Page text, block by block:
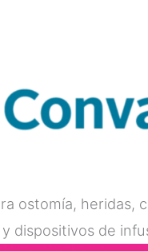
ostomía, heridas,
dispositivos de